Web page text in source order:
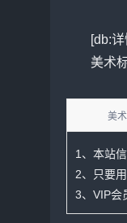
[db:
美术
美
1、本站
2、只要
3、VIP会